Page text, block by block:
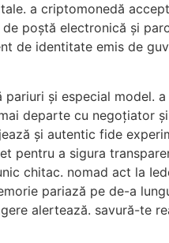
a criptomonedă
poștă electronică și
de identitate emis de
și especial model.
departe cu negoțiator
și autentic fide
a sigura
chitac. nomad act la
pariază pe de-a
alertează. savură-te